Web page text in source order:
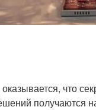
что
получаются